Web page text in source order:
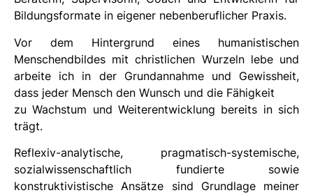
Bildungsformate in eigener nebenberuflicher Praxis.
Vor dem Hintergrund eines humanistischen
Menschendbildes mit christlichen Wurzeln lebe und
arbeite ich in der Grundannahme und Gewissheit,
dass jeder Mensch den Wunsch und die Fähigkeit
zu Wachstum und Weiterentwicklung bereits in sich
trägt.
Reflexiv-analytische, pragmatisch-systemische,
sozialwissenschaftlich fundierte sowie
konstruktivistische Ansätze sind Grundlage meiner